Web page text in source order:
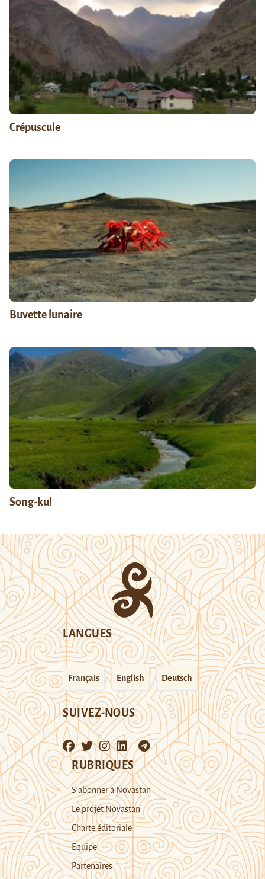
Crépuscule
Buvette lunaire
Song-kul
LANGUES
Français English Deutsch
SUIVEZ-NOUS
RUBRIQUES
S’abonner à Novastan
Le projet Novastan
Charte éditoriale
Equipe
Partenaires